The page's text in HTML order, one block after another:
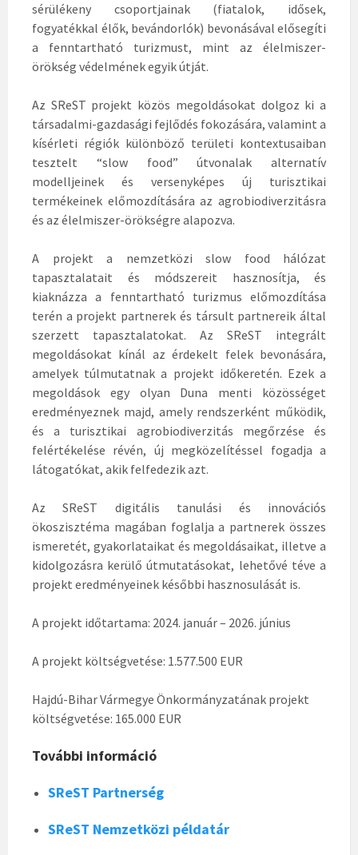
sérülékeny csoportjainak (fiatalok, idősek,
fogyatékkal élők, bevándorlók) bevonásával elősegíti
a fenntartható turizmust, mint az élelmiszer-
örökség védelmének egyik útját.
Az SReST projekt közös megoldásokat dolgoz ki a
társadalmi-gazdasági fejlődés fokozására, valamint a
kísérleti régiók különböző területi kontextusaiban
tesztelt “slow food” útvonalak alternatív
modelljeinek és versenyképes új turisztikai
termékeinek előmozdítására az agrobiodiverzitásra
és az élelmiszer-örökségre alapozva.
A projekt a nemzetközi slow food hálózat
tapasztalatait és módszereit hasznosítja, és
kiaknázza a fenntartható turizmus előmozdítása
terén a projekt partnerek és társult partnereik által
szerzett tapasztalatokat. Az SReST integrált
megoldásokat kínál az érdekelt felek bevonására,
amelyek túlmutatnak a projekt időkeretén. Ezek a
megoldások egy olyan Duna menti közösséget
eredményeznek majd, amely rendszerként működik,
és a turisztikai agrobiodiverzitás megőrzése és
felértékelése révén, új megközelítéssel fogadja a
látogatókat, akik felfedezik azt.
Az SReST digitális tanulási és innovációs
ökoszisztéma magában foglalja a partnerek összes
ismeretét, gyakorlataikat és megoldásaikat, illetve a
kidolgozásra kerülő útmutatásokat, lehetővé téve a
projekt eredményeinek későbbi hasznosulását is.
A projekt időtartama: 2024. január – 2026. június
A projekt költségvetése: 1.577.500 EUR
Hajdú-Bihar Vármegye Önkormányzatának projekt
költségvetése: 165.000 EUR
További információ
SReST Partnerség
SReST Nemzetközi példatár